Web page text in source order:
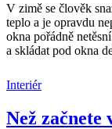
V zimě se člověk
teplo a je opravdu
okna pořádně
a skládat pod okna
Interiér
Než začnete